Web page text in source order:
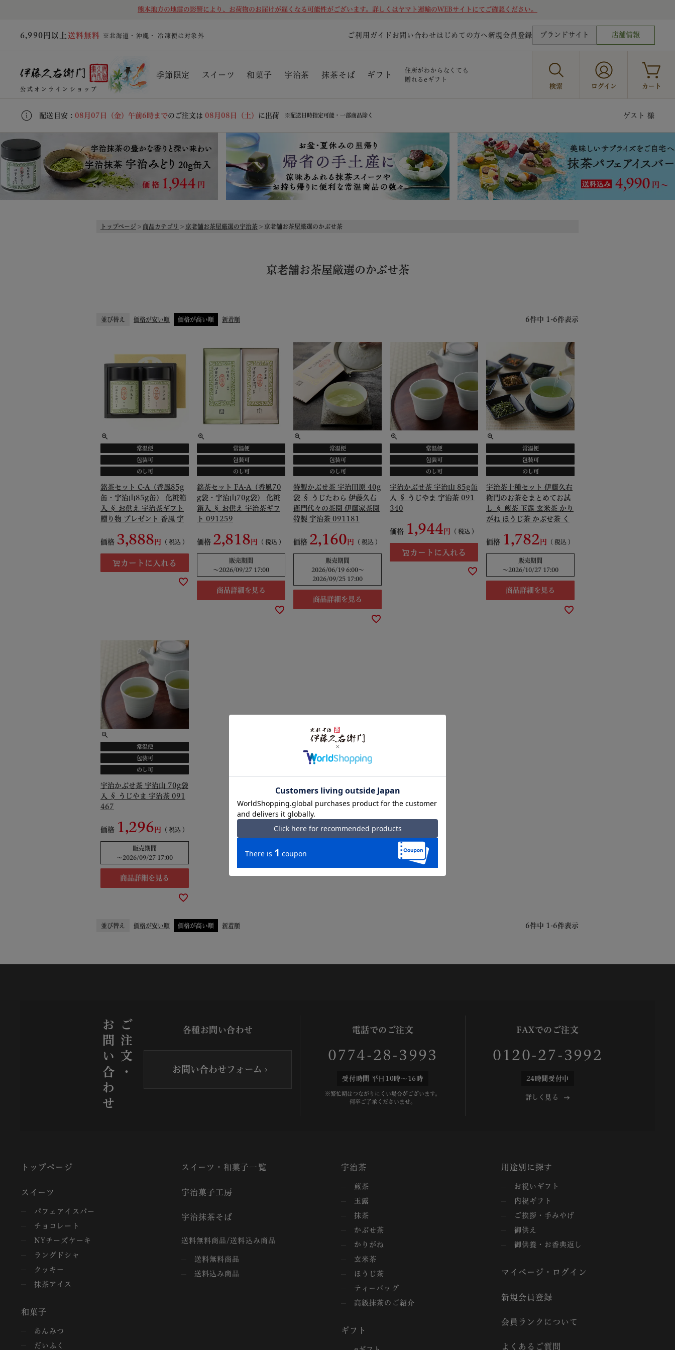
熊本地方の地震の影響により、お荷物のお届けが遅くなる可能性がございます。詳しくはヤマト運輸のWEBサイトにてご確認ください。
6,990円以上 送料無料 ※北海道・沖縄・ 冷凍便は対象外 ご利用ガイド お問い合わせ はじめての方へ 新規会員登録 ブランドサイト 店舗情報
公式オンラインショップ
季節限定 スイーツ 和菓子 宇治茶 抹茶そば ギフト
住所がわからなくても
贈れるeギフト
検索 ログイン カート
配送目安 : 08月07日（金）午前6時までのご注文は 08月08日（土） に出荷 ※配送日時指定可能・一部商品除く ゲスト 様
トップページ 商品カテゴリ 京老舗お茶屋厳選の宇治茶 京老舗お茶屋厳選のかぶせ茶
京老舗お茶屋厳選のかぶせ茶
並び替え 価格が安い順 価格が高い順 新着順 6件中 1 -6件表示
常温便
包装可
のし可
銘茶セット C-A（香風85g
缶・宇治山85g缶） 化粧箱
入 § お供え 宇治茶ギフト
贈り物 プレゼント 香風 宇
価格 3,888 税込
カートに入れる
常温便
包装可
のし可
銘茶セット FA-A（香風70
g袋・宇治山70g袋） 化粧
箱入 § お供え 宇治茶ギフ
ト 091259
価格 2,818 税込
販売期間
〜2026/09/27 17:00
商品詳細を見る
常温便
包装可
のし可
特製かぶせ茶 宇治田原 40g
袋 § うじたわら 伊藤久右
衛門代々の茶園 伊藤家茶園
特製 宇治茶 091181
価格 2,160 税込
販売期間
2026/06/19 6:00〜
2026/09/25 17:00
商品詳細を見る
常温便
包装可
のし可
宇治かぶせ茶 宇治山 85g缶
入 § うじやま 宇治茶 091
340
価格 1,944 税込
カートに入れる
常温便
包装可
のし可
宇治茶十種セット 伊藤久右
衛門のお茶をまとめてお試
し § 煎茶 玉露 玄米茶 かり
がね ほうじ茶 かぶせ茶 く
都 091331
価格 1,782 税込
販売期間
〜2026/10/27 17:00
商品詳細を見る
常温便
包装可
のし可
宇治かぶせ茶 宇治山 70g袋
入 § うじやま 宇治茶 091
467
価格 1,296 税込
販売期間
〜2026/09/27 17:00
商品詳細を見る
並び替え 価格が安い順 価格が高い順 新着順 6件中 1 -6件表示
ご注文・
お問い合わせ 各種お問い合わせ
お問い合わせフォーム
電話でのご注文
0774-28-3993
受付時間 平日10時～16時
※繁忙期はつながりにくい場合がございます。
何卒ご了承くださいませ。
FAXでのご注文
0120-27-3992
24時間受付中
詳しく見る
トップページ
スイーツ
パフェアイスバー
チョコレート
NYチーズケーキ
ラングドシャ
クッキー
抹茶アイス
和菓子
あんみつ
だいふく
スイーツ・和菓子一覧
宇治菓子工房
宇治抹茶そば
送料無料商品/送料込み商品
送料無料商品
送料込み商品
宇治茶
煎茶
玉露
抹茶
かぶせ茶
かりがね
玄米茶
ほうじ茶
ティーバッグ
高級抹茶のご紹介
ギフト
用途別に探す
お祝いギフト
内祝ギフト
ご挨拶・手みやげ
御供え
御供養・お香典返し
マイページ・ログイン
新規会員登録
会員ランクについて
よくあるご質問